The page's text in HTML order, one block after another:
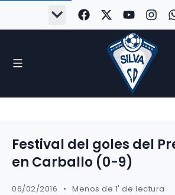
Festival del goles del
en Carballo (0-9)
06/02/2016 Menos de 1' de lectura